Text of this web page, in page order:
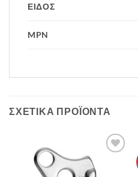
ΕΙΔΟΣ
MPN
ΣΧΕΤΙΚΆ ΠΡΟΪΌΝΤΑ
Πρόσθήκη
στην λίστα